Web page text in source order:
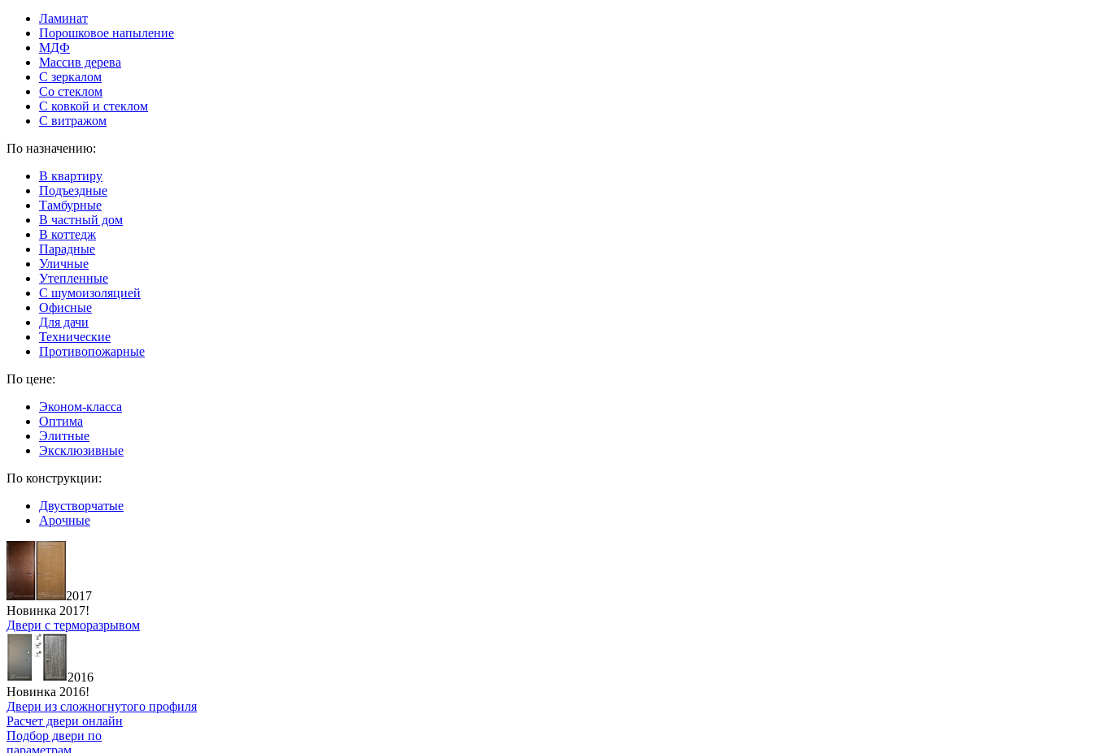
Ламинат
Порошковое напыление
МДФ
Массив дерева
С зеркалом
Со стеклом
С ковкой и стеклом
С витражом
По назначению:
В квартиру
Подъездные
Тамбурные
В частный дом
В коттедж
Парадные
Уличные
Утепленные
C шумоизоляцией
Офисные
Для дачи
Технические
Противопожарные
По цене:
Эконом-класса
Оптима
Элитные
Эксклюзивные
По конструкции:
Двустворчатые
Арочные
2017
Новинка 2017!
Двери с терморазрывом
2016
Новинка 2016!
Двери из сложногнутого профиля
Расчет двери онлайн
Подбор двери по
параметрам